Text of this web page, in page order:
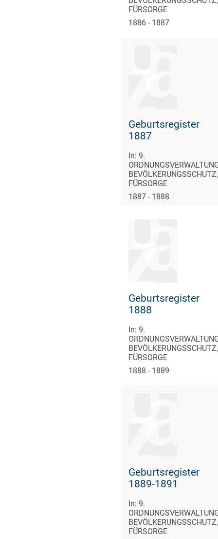
FÜRSORGE
1886 - 1887
Geburtsregister
1887
In: 9.
BEVÖLKERUNGSSCHUTZ,
FÜRSORGE
1887 - 1888
Geburtsregister
1888
In: 9.
BEVÖLKERUNGSSCHUTZ,
FÜRSORGE
1888 - 1889
Geburtsregister
1889-1891
In: 9.
BEVÖLKERUNGSSCHUTZ,
FÜRSORGE